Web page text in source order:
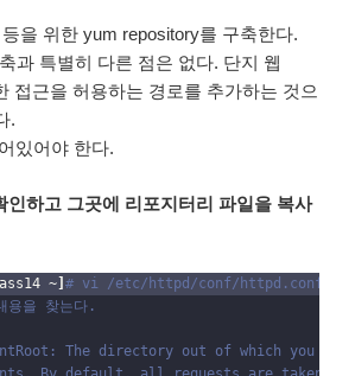
을 위한 yum repository를 구축한다.
과 특별히 다른 점은 없다. 단지 웹
접근을 허용하는 경로를 추가하는 것으
.
있어야 한다.
인하고 그곳에 리포지터리 파일을 복사
~ # vi /etc/httpd/conf/httpd.conf
용을 찾는다.
The directory out of which you